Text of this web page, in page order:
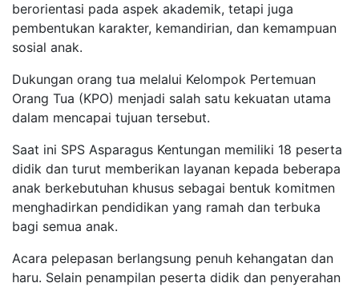
berorientasi pada aspek akademik, tetapi juga
pembentukan karakter, kemandirian, dan kemampuan
sosial anak.
Dukungan orang tua melalui Kelompok Pertemuan
Orang Tua (KPO) menjadi salah satu kekuatan utama
dalam mencapai tujuan tersebut.
Saat ini SPS Asparagus Kentungan memiliki 18 peserta
didik dan turut memberikan layanan kepada beberapa
anak berkebutuhan khusus sebagai bentuk komitmen
menghadirkan pendidikan yang ramah dan terbuka
bagi semua anak.
Acara pelepasan berlangsung penuh kehangatan dan
haru. Selain penampilan peserta didik dan penyerahan